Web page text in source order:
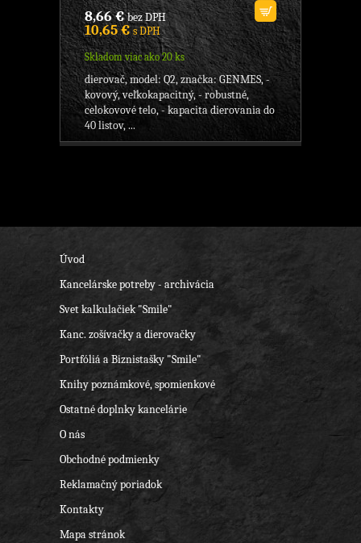
8,66 €bez DPH
10,65 €s DPH
Skladom viac ako 20 ks
dierovač, model: Q2, značka: GENMES, -
kovový, veľkokapacitný, - robustné,
celokovové telo, - kapacita dierovania do
40 listov, ...
Úvod
Kancelárske potreby - archivácia
Svet kalkulačiek "Smile"
Kanc. zošívačky a dierovačky
Portfóliá a Biznistašky "Smile"
Knihy poznámkové, spomienkové
Ostatné doplnky kancelárie
O nás
Obchodné podmienky
Reklamačný poriadok
Kontakty
Mapa stránok